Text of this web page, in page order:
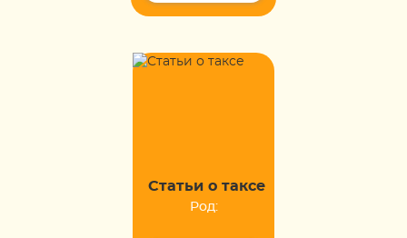
Статьи о таксе
Род: